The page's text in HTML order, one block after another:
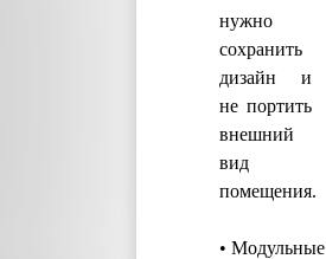
нужно
сохранить
дизайн и
не портить
внешний
вид
помещения.
• Модульные